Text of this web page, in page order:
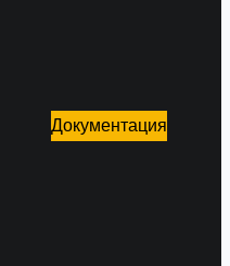
Документация